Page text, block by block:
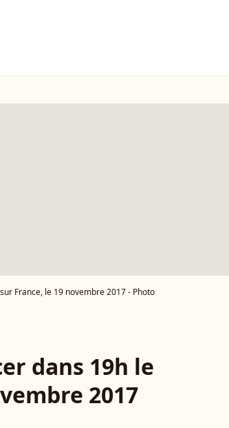
France, le 19 novembre 2017 - Photo
dans 19h le
2017